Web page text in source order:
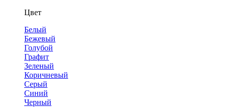
Цвет
Белый
Бежевый
Голубой
Графит
Зеленый
Коричневый
Серый
Синий
Черный